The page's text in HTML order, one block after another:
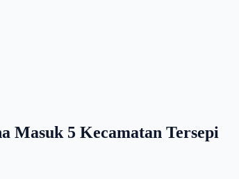
Masuk 5 Kecamatan Tersepi